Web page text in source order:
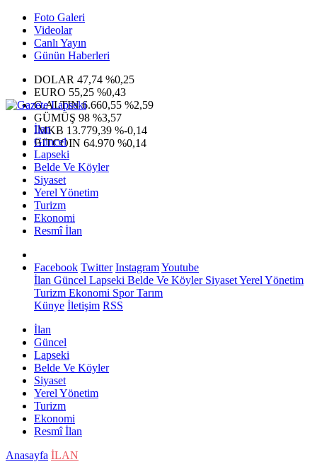
Foto Galeri
Videolar
Canlı Yayın
Günün Haberleri
DOLAR 47,74 %0,25
EURO 55,25 %0,43
G.ALTIN6.660,55 %2,59
GÜMÜŞ 98 %3,57
IMKB 13.779,39 %-0,14
BITCOIN 64.970 %0,14
İlan
Güncel
Lapseki
Belde Ve Köyler
Siyaset
Yerel Yönetim
Turizm
Ekonomi
Resmî İlan
Facebook Twitter InstagramYoutube
İlan Güncel Lapseki Belde Ve KöylerSiyasetYerel Yönetim
Turizm Ekonomi SporTarım
Künye İletişim RSS
İlan
Güncel
Lapseki
Belde Ve Köyler
Siyaset
Yerel Yönetim
Turizm
Ekonomi
Resmî İlan
Anasayfa İLAN